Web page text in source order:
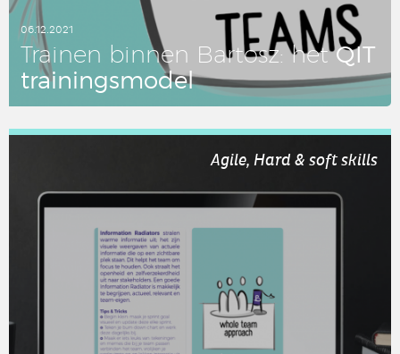
06.12.2021
Trainen binnen Bartosz: hetQIT
trai­nings­mo­del
LEES DIT ARTIKEL
Agile, Hard & soft skills